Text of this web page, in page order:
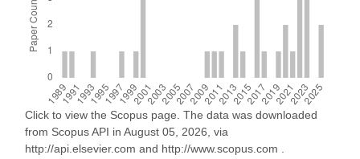
Click to view the Scopus page. The data was downloaded
from Scopus API in August 05, 2026, via
http://api.elsevier.com and http://www.scopus.com .